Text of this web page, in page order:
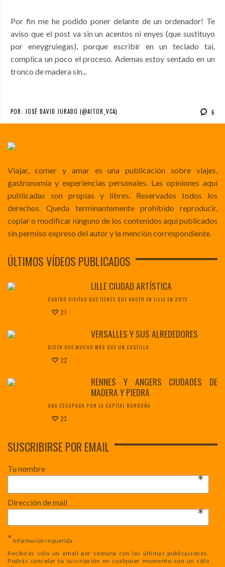
Por fin me he podido poner delante de un ordenador! Te
aviso que el post va sin un acentos ni enyes (que sustituyo
por eneygruiegas), porque escribir en un teclado tai,
complica un poco el proceso. Ademas estoy sentado en un
tronco de madera sin...
POR: JOSÉ DAVID JURADO (@AITOR_VCA) 6
Viajar, comer y amar es una publicación sobre viajes,
gastronomía y experiencias personales. Las opiniones aquí
publicadas son propias y libres. Reservados todos los
derechos. Queda terminantemente prohibido reproducir,
copiar o modificar ninguno de los contenidos aquí publicados
sin permiso expreso del autor y la mención correspondiente.
ÚLTIMOS VÍDEOS PUBLICADOS
LILLE CIUDAD ARTÍSTICA
CUATRO VISITAS QUE TIENES QUE HACER EN LILLE EN 2015
27
VERSALLES Y SUS ALREDEDORES
DICEN QUE MUCHO MÁS QUE UN CASTILLO
22
RENNES Y ANGERS CIUDADES DE
MADERA Y PIEDRA
UNA ESCAPADA POR LA CAPITAL BORGOÑA
23
SUSCRIBIRSE POR EMAIL
Tu nombre
*
Dirección de mail
*
* Información requerida
Recibirás sólo un email por semana con las últimas publicaciones.
Podrás cancelar tu suscripción en cualquier momento con un sólo